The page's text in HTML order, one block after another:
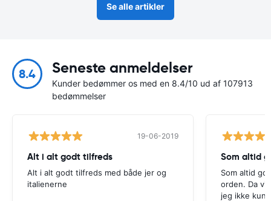
Se alle artikler
8.4 Seneste anmeldelser
Kunder bedømmer os med en 8.4/10 ud af 107913
bedømmelser
19-06-2019
Alt i alt godt tilfreds
Alt i alt godt tilfreds med både jer og
italienerne
Som altid
Som altid
orden. Da vi
jeg ikke